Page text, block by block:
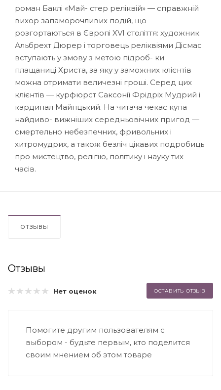
роман Баклі «Май- стер реліквій» — справжній
вихор запаморочливих подій, що
розгортаються в Європі XVI століття: художник
Альбрехт Дюрер і торговець реліквіями Дісмас
вступають у змову з метою підроб- ки
плащаниці Христа, за яку у заможних клієнтів
можна отримати величезні гроші. Серед цих
клієнтів — курфюрст Саксонії Фрідріх Мудрий і
кардинал Майнцький. На читача чекає купа
найдиво- вижніших середньовічних пригод —
смертельно небезпечних, фривольних і
хитромудрих, а також безліч цікавих подробиць
про мистецтво, релігію, політику і науку тих
часів.
ОТЗЫВЫ
Отзывы
Нет оценок ОСТАВИТЬ ОТЗЫВ
Помогите другим пользователям с
выбором - будьте первым, кто поделится
своим мнением об этом товаре